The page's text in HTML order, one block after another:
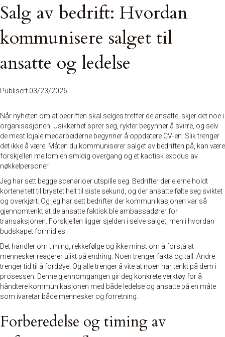
Salg av bedrift: Hvordan
kommunisere salget til
ansatte og ledelse
Publisert 03/23/2026
Når nyheten om at bedriften skal selges treffer de ansatte, skjer det noe i
organisasjonen. Usikkerhet sprer seg, rykter begynner å svirre, og selv
de mest lojale medarbeiderne begynner å oppdatere CV-en. Slik trenger
det ikke å være. Måten du kommuniserer salget av bedriften på, kan være
forskjellen mellom en smidig overgang og et kaotisk exodus av
nøkkelpersoner.
Jeg har sett begge scenarioer utspille seg. Bedrifter der eierne holdt
kortene tett til brystet helt til siste sekund, og der ansatte følte seg sviktet
og overkjørt. Og jeg har sett bedrifter der kommunikasjonen var så
gjennomtenkt at de ansatte faktisk ble ambassadører for
transaksjonen. Forskjellen ligger sjelden i selve salget , men i hvordan
budskapet formidles.
Det handler om timing, rekkefølge og ikke minst om å forstå at
mennesker reagerer ulikt på endring. Noen trenger fakta og tall. Andre
trenger tid til å fordøye. Og alle trenger å vite at noen har tenkt på dem i
prosessen. Denne gjennomgangen gir deg konkrete verktøy for å
håndtere kommunikasjonen med både ledelse og ansatte på en måte
som ivaretar både mennesker og forretning.
Forberedelse og timing av